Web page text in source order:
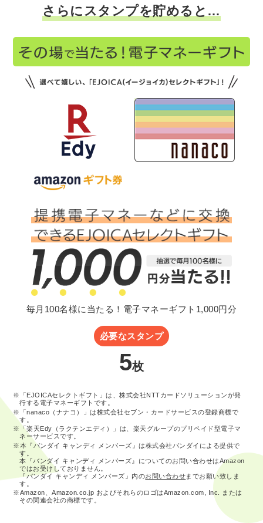
さらにスタンプを貯めると…
毎月100名様に当たる！電子マネーギフト1,000円分
必要なスタンプ
5枚
※「EJOICAセレクトギフト」は、株式会社NTTカードソリューションが発
行する電子マネーギフトです。
※「nanaco（ナナコ）」は株式会社セブン・カードサービスの登録商標で
す。
※「楽天Edy（ラクテンエディ）」は、楽天グループのプリペイド型電子マ
ネーサービスです。
※本『バンダイ キャンディ メンバーズ』は株式会社バンダイによる提供で
す。
本『バンダイ キャンディ メンバーズ』についてのお問い合わせはAmazon
ではお受けしておりません。
『バンダイ キャンディ メンバーズ』内のお問い合わせまでお願い致しま
す。
※Amazon、Amazon.co.jp およびそれらのロゴはAmazon.com, Inc. または
その関連会社の商標です。